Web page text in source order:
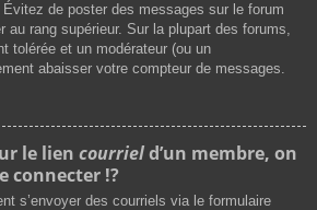
Évitez de poster des messages sur le forum
au rang supérieur. Sur la plupart des forums,
tolérée et un modérateur (ou un
abaisser votre compteur de messages.
le lien courrield’un membre, on
connecter !?
s’envoyer des courriels via le formulaire